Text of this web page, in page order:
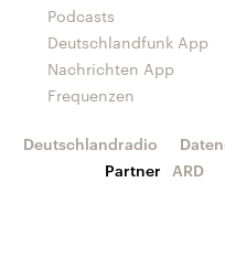
Podcasts
Deutschlandfunk App
Nachrichten App
Frequenzen
Deutschlandradio
Partner
ARD